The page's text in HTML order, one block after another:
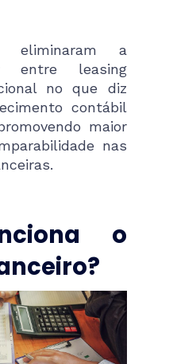
eliminaram a
entre leasing
no que diz
contábil
maior
nas
o